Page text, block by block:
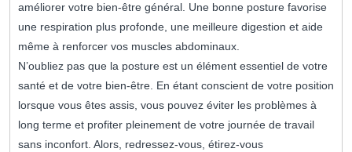
améliorer votre bien-être général. Une bonne posture favorise
une respiration plus profonde, une meilleure digestion et aide
même à renforcer vos muscles abdominaux.
N’oubliez pas que la posture est un élément essentiel de votre
santé et de votre bien-être. En étant conscient de votre position
lorsque vous êtes assis, vous pouvez éviter les problèmes à
long terme et profiter pleinement de votre journée de travail
sans inconfort. Alors, redressez-vous, étirez-vous